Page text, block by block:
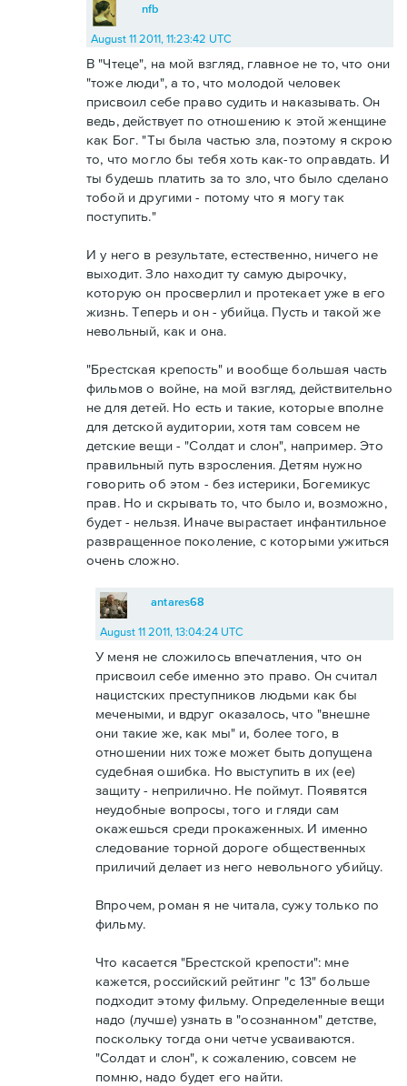
nfb
August 11 2011, 11:23:42 UTC
В "Чтеце", на мой взгляд, главное не то, что они
"тоже люди", а то, что молодой человек
присвоил себе право судить и наказывать. Он
ведь, действует по отношению к этой женщине
как Бог. "Ты была частью зла, поэтому я скрою
то, что могло бы тебя хоть как-то оправдать. И
ты будешь платить за то зло, что было сделано
тобой и другими - потому что я могу так
поступить."
И у него в результате, естественно, ничего не
выходит. Зло находит ту самую дырочку,
которую он просверлил и протекает уже в его
жизнь. Теперь и он - убийца. Пусть и такой же
невольный, как и она.
"Брестская крепость" и вообще большая часть
фильмов о войне, на мой взгляд, действительно
не для детей. Но есть и такие, которые вполне
для детской аудитории, хотя там совсем не
детские вещи - "Солдат и слон", например. Это
правильный путь взросления. Детям нужно
говорить об этом - без истерики, Богемикус
прав. Но и скрывать то, что было и, возможно,
будет - нельзя. Иначе вырастает инфантильное
развращенное поколение, с которыми ужиться
очень сложно.
antares68
August 11 2011, 13:04:24 UTC
У меня не сложилось впечатления, что он
присвоил себе именно это право. Он считал
нацистских преступников людьми как бы
мечеными, и вдруг оказалось, что "внешне
они такие же, как мы" и, более того, в
отношении них тоже может быть допущена
судебная ошибка. Но выступить в их (ее)
защиту - неприлично. Не поймут. Появятся
неудобные вопросы, того и гляди сам
окажешься среди прокаженных. И именно
следование торной дороге общественных
приличий делает из него невольного убийцу.
Впрочем, роман я не читала, сужу только по
фильму.
Что касается "Брестской крепости": мне
кажется, российский рейтинг "с 13" больше
подходит этому фильму. Определенные вещи
надо (лучше) узнать в "осознанном" детстве,
поскольку тогда они четче усваиваются.
"Солдат и слон", к сожалению, совсем не
помню, надо будет его найти.